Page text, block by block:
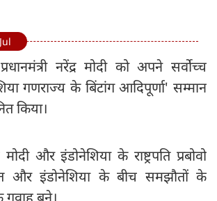
नरेंद्र मोदी को अपने सर्वोच्च
गणराज्य के बिंटांग आदिपूर्णा' सम्मान
किया।
मोदी और इंडोनेशिया के राष्ट्रपति प्रबोवो
और इंडोनेशिया के बीच समझौतों के